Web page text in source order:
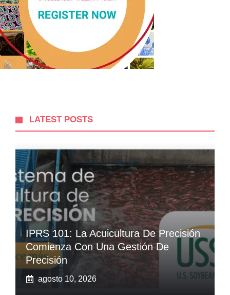
LATEST POSTS
IPRS 101: La Acuicultura De Precisión
Comienza Con Una Gestión De
Precisión
agosto 10, 2026